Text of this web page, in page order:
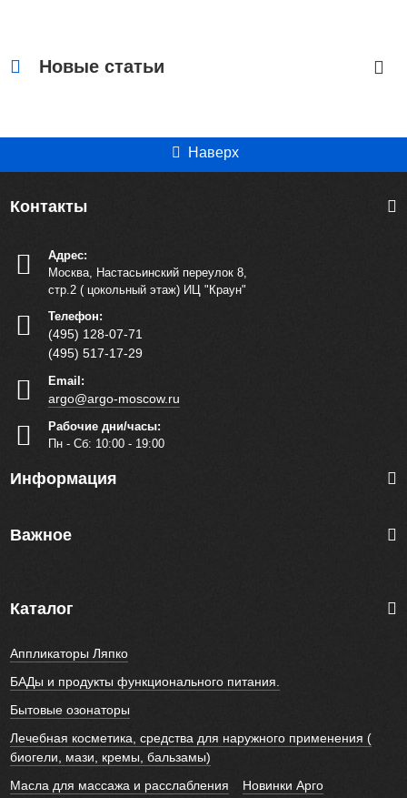
200 мл
Купить сейчас
Новые статьи
Наверх
Контакты
Адрес:
Москва, Настасьинский переулок 8,
стр.2 ( цокольный этаж) ИЦ "Краун"
Телефон:
(495) 128-07-71
(495) 517-17-29
Email:
argo@argo-moscow.ru
Рабочие дни/часы:
Пн - Cб: 10:00 - 19:00
Информация
Важное
Каталог
Аппликаторы Ляпко
БАДы и продукты функционального питания.
Бытовые озонаторы
Лечебная косметика, средства для наружного применения (
биогели, мази, кремы, бальзамы)
Масла для массажа и расслабления
Новинки Арго